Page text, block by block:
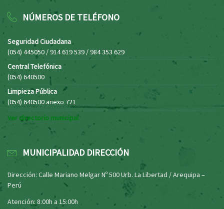
NÚMEROS DE TELÉFONO
Seguridad Ciudadana
(054) 445050 / 914 619 539 / 984 353 629
Central Telefónica
(054) 640500
Limpieza Pública
(054) 640500 anexo 721
Ver directorio municipal
MUNICIPALIDAD DIRECCIÓN
Dirección: Calle Mariano Melgar Nº 500 Urb. La Libertad / Arequipa –
Perú
Atención: 8:00h a 15:00h